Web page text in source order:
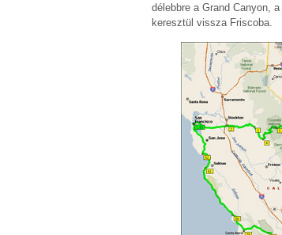
délebbre a Grand Canyon, a
keresztül vissza Friscoba.